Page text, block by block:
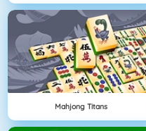
Mahjong Titans